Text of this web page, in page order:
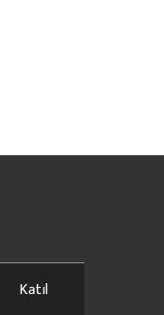
Katıl